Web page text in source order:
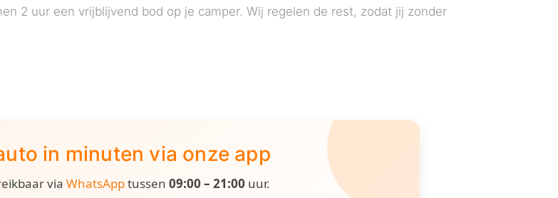
2 uur een vrijblijvend bod op je camper. Wij regelen de rest, zodat jij zonder
in minuten via onze app
via WhatsApptussen 09:00 – 21:00 uur.